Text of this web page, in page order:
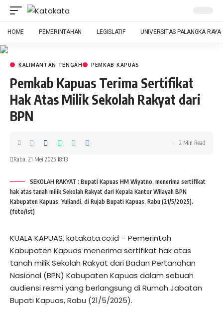
HOME PEMERINTAHAN LEGISLATIF UNIVERSITAS PALANGKA RAYA
KALIMANTAN TENGAH PEMKAB KAPUAS
Pemkab Kapuas Terima Sertifikat
Hak Atas Milik Sekolah Rakyat dari
BPN
Rabu, 21 Mei 2025 18:13
2 Min Read
SEKOLAH RAKYAT : Bupati Kapuas HM Wiyatno, menerima sertifikat
hak atas tanah milik Sekolah Rakyat dari Kepala Kantor Wilayah BPN
Kabupaten Kapuas, Yuliandi, di Rujab Bupati Kapuas, Rabu (21/5/2025).
(foto/ist)
KUALA KAPUAS, katakata.co.id – Pemerintah
Kabupaten Kapuas menerima sertifikat hak atas
tanah milik Sekolah Rakyat dari Badan Pertanahan
Nasional (BPN) Kabupaten Kapuas dalam sebuah
audiensi resmi yang berlangsung di Rumah Jabatan
Bupati Kapuas, Rabu (21/5/2025).